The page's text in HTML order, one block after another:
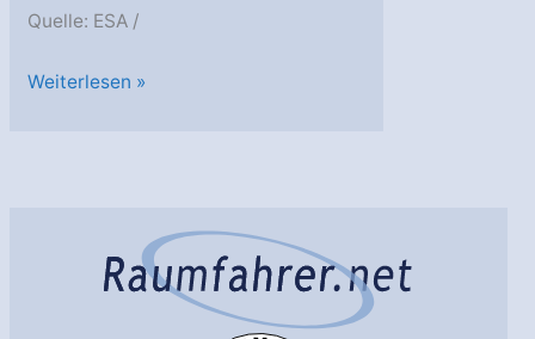
Quelle: ESA /
Live
Weiterlesen »